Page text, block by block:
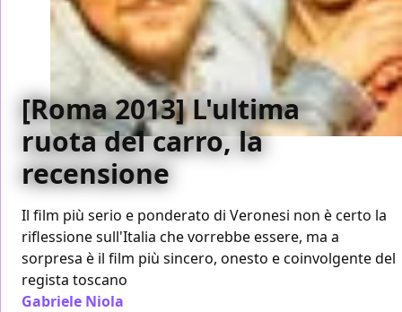
[Roma 2013] L'ultima
ruota del carro, la
recensione
Il film più serio e ponderato di Veronesi non è certo la
riflessione sull'Italia che vorrebbe essere, ma a
sorpresa è il film più sincero, onesto e coinvolgente del
regista toscano
Gabriele Niola